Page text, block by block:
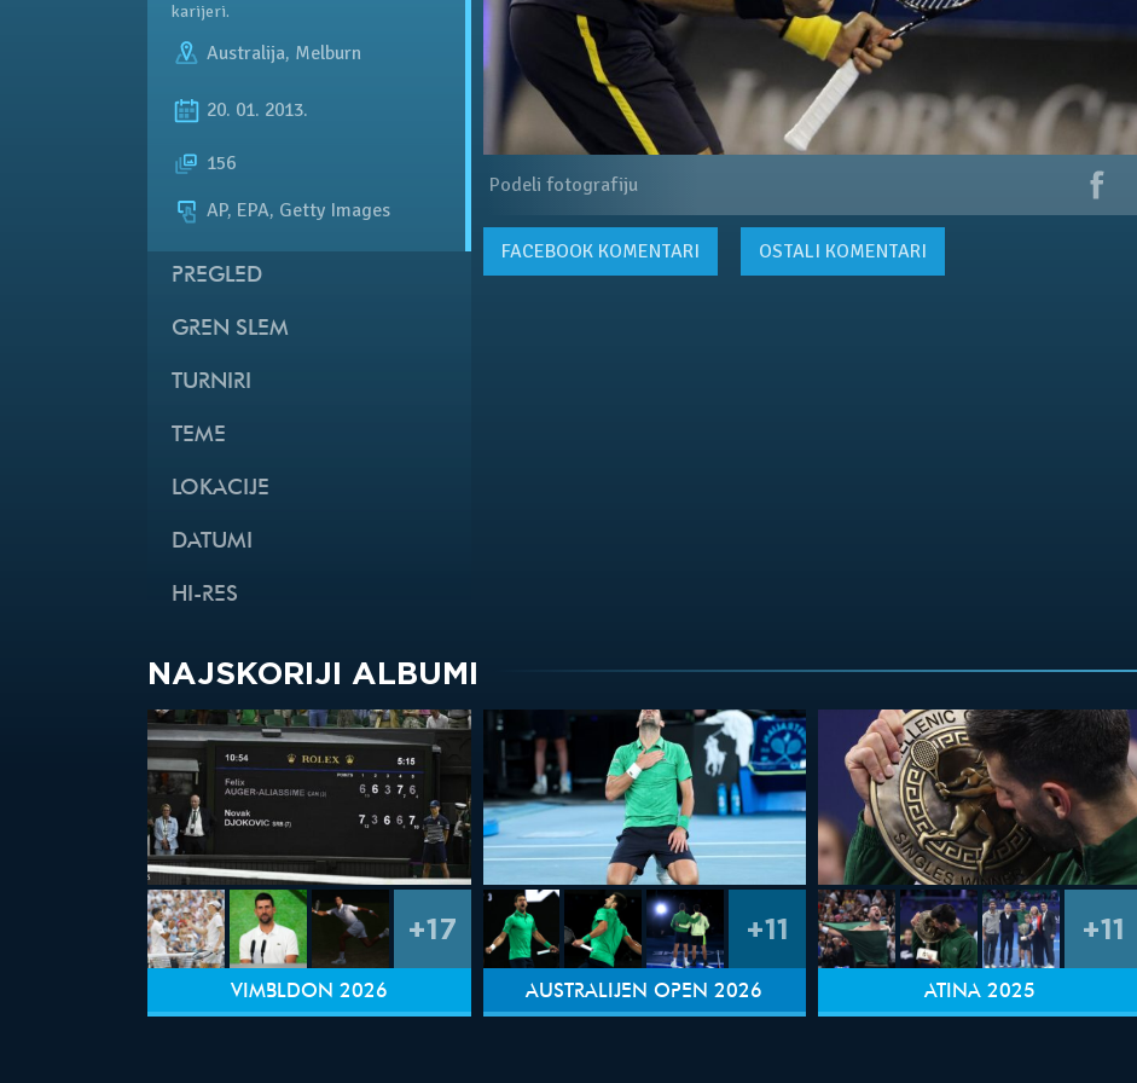
karijeri.
Australija, Melburn
20. 01. 2013.
156
AP, EPA, Getty Images
PREGLED
GREN SLEM
TURNIRI
TEME
LOKACIJE
DATUMI
HI-RES
Podeli fotografiju
FACEBOOKKOMENTARI OSTALI KOMENTARI
NAJSKORIJI ALBUMI
+17
VIMBLDON 2026
+11
AUSTRALIJEN OPEN 2026
+11
ATINA 2025